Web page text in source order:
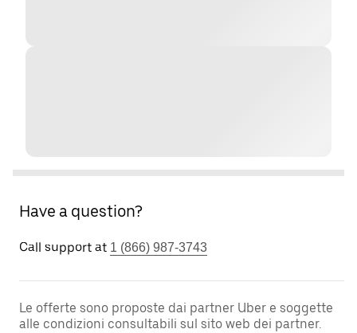
Have a question?
Call support at 1 (866) 987-3743
Le offerte sono proposte dai partner Uber e soggette
alle condizioni consultabili sul sito web dei partner.